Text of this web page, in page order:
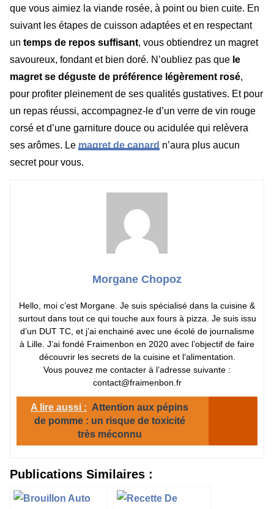
que vous aimiez la viande rosée, à point ou bien cuite. En
suivant les étapes de cuisson adaptées et en respectant
un temps de repos suffisant, vous obtiendrez un magret
savoureux, fondant et bien doré. N’oubliez pas que le
magret se déguste de préférence légèrement rosé,
pour profiter pleinement de ses qualités gustatives. Et pour
un repas réussi, accompagnez-le d’un verre de vin rouge
corsé et d’une garniture douce ou acidulée qui relèvera
ses arômes. Le magret de canard n’aura plus aucun
secret pour vous.
Morgane Chopoz
Hello, moi c’est Morgane. Je suis spécialisé dans la cuisine &
surtout dans tout ce qui touche aux fours à pizza. Je suis issu
d’un DUT TC, et j’ai enchainé avec une écolé de journalisme
à Lille. J’ai fondé Fraimenbon en 2020 avec l’objectif de faire
découvrir les secrets de la cuisine et l’alimentation.
Vous pouvez me contacter à l’adresse suivante :
contact@fraimenbon.fr
A lire aussi : Attention aux pépins
de pomme : un risque de toxicité
très méconnu
Publications Similaires :